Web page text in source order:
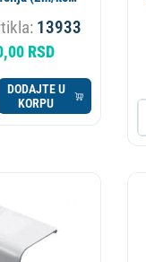
9801-002-
707FR065
13933
RSD
DODAJTE U
KORPU